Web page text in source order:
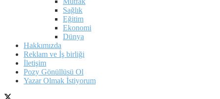
Sağlık
Eğitim
Ekonomi
Dünya
Hakkımızda
Reklam ve İş birliği
İletişim
Pozy Gönüllüsü Ol
Yazar Olmak İstiyorum